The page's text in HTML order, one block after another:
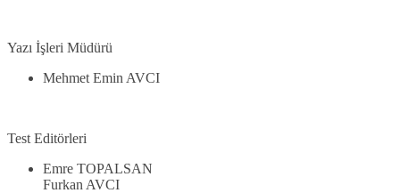
Yazı İşleri Müdürü
Mehmet Emin AVCI
Test Editörleri
Emre TOPALSAN
Furkan AVCI